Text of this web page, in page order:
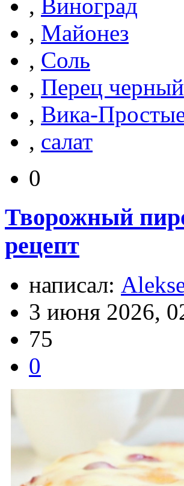
, Виноград
, Майонез
, Соль
, Перец черный
, Вика-
, салат
0
Творожный
рецепт
написал:
3 июня 2026,
75
0